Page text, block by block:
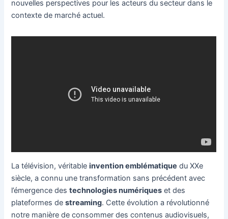
nouvelles perspectives pour les acteurs du secteur dans le
contexte de marché actuel.
La télévision, véritableinvention emblématique du XXe
siècle, a connu une transformation sans précédent avec
l’émergence destechnologies numériques et des
plateformes destreaming. Cette évolution a révolutionné
notre manière de consommer des contenus audiovisuels,